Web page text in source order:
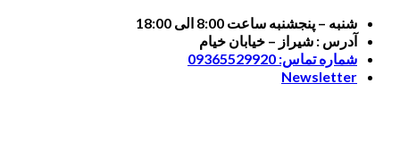
Skip
content
شنبه – پنجشنبه ساعت 8:00 الی 18:00
آدرس : شیراز – خیابان خیام
شماره تماس: 09365529920
Newsletter